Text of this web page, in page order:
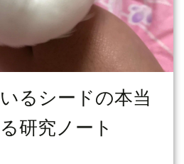
るシードの本当
研究ノート